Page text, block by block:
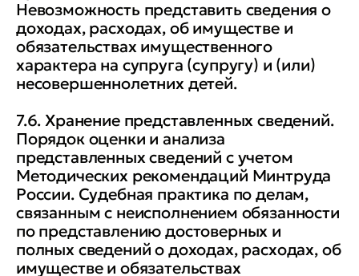
Невозможность представить сведения о
доходах, расходах, об имуществе и
обязательствах имущественного
характера на супруга (супругу) и (или)
несовершеннолетних детей.
7.6. Хранение представленных сведений.
Порядок оценки и анализа
представленных сведений с учетом
Методических рекомендаций Минтруда
России. Судебная практика по делам,
связанным с неисполнением обязанности
по представлению достоверных и
полных сведений о доходах, расходах, об
имуществе и обязательствах